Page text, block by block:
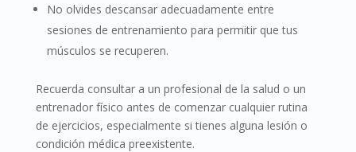
No olvides descansar adecuadamente entre
sesiones de entrenamiento para permitir que tus
músculos se recuperen.
Recuerda consultar a un profesional de la salud o un
entrenador físico antes de comenzar cualquier rutina
de ejercicios, especialmente si tienes alguna lesión o
condición médica preexistente.